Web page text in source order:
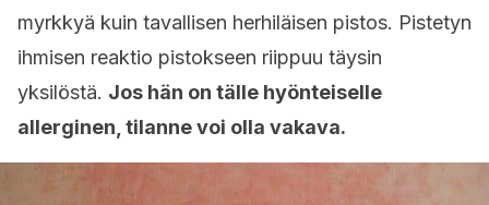
myrkkyä kuin tavallisen herhiläisen pistos. Pistetyn
ihmisen reaktio pistokseen riippuu täysin
yksilöstä. Jos hän on tälle hyönteiselle
allerginen, tilanne voi olla vakava.